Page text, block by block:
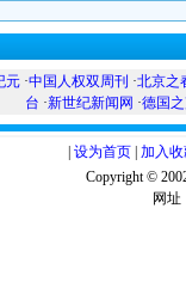
元 ·中国人权双周刊 ·北京之
台 ·新世纪新闻网 ·德国
设为首页 加入
Copyright ©
网址